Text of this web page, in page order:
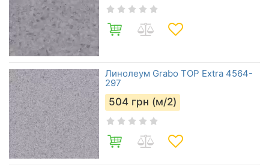
Линолеум Grabo TOP Extra 4564-
297
504 грн (м/2)